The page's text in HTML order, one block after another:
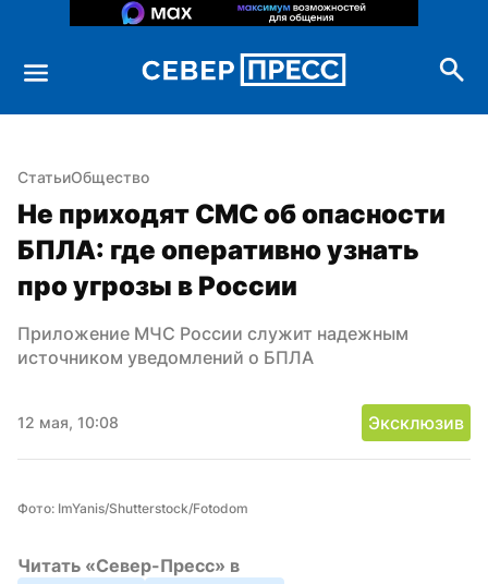
СтатьиОбщество
Не приходят СМС об опасности
БПЛА: где оперативно узнать
про угрозы в России
Приложение МЧС России служит надежным
источником уведомлений о БПЛА
12 мая, 10:08 Эксклюзив
Фото: ImYanis/Shutterstock/Fotodom
Читать «Север-Пресс» в